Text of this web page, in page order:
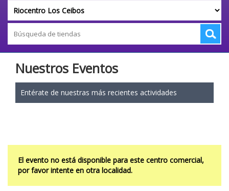
Nuestros Eventos
Entérate de nuestras más recientes actividades
El evento no está disponible para este centro comercial,
por favor intente en otra localidad.